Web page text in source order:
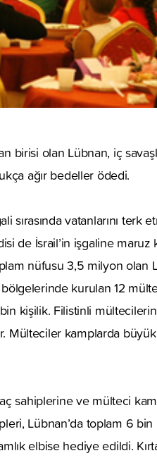
birisi olan Lübnan, iç
ağır bedeller ödedi.
sırasında vatanlarını terk
de İsrail’in işgaline maruz
nüfusu 3,5 milyon olan
kurulan 12
kişilik. Filistinli mültecilerin
kamplarda büyük
sahiplerine ve mülteci
Lübnan’da toplam 6
elbise hediye edildi.